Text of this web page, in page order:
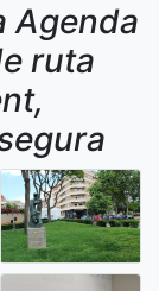
Agenda
ruta